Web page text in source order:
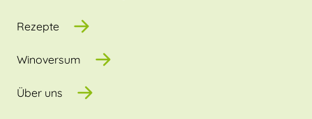
Rezepte
Winoversum
Über uns